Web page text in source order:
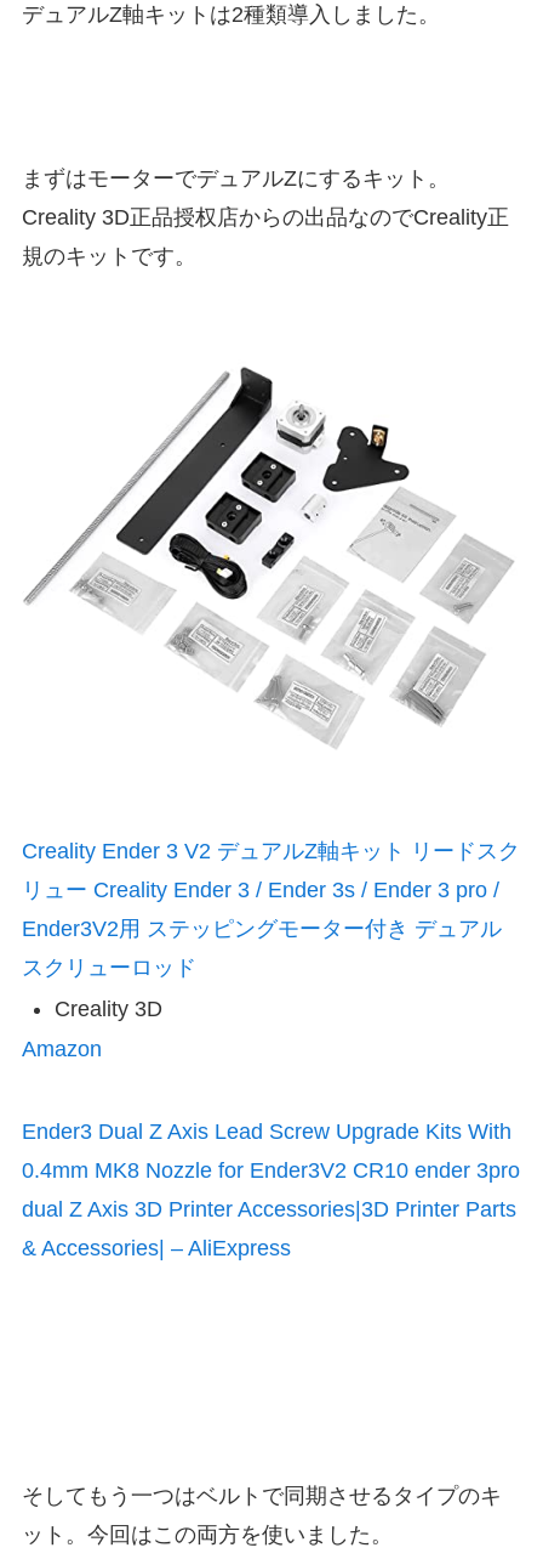
デュアルZ軸キットは2種類導入しました。
まずはモーターでデュアルZにするキット。
Creality 3D正品授权店からの出品なのでCreality正
規のキットです。
Creality Ender 3 V2 デュアルZ軸キット リードスク
リュー Creality Ender 3 / Ender 3s / Ender 3 pro /
Ender3V2用 ステッピングモーター付き デュアル
スクリューロッド
Creality 3D
Amazon
Ender3 Dual Z Axis Lead Screw Upgrade Kits With
0.4mm MK8 Nozzle for Ender3V2 CR10 ender 3pro
dual Z Axis 3D Printer Accessories|3D Printer Parts
& Accessories| – AliExpress
そしてもう一つはベルトで同期させるタイプのキ
ット。今回はこの両方を使いました。